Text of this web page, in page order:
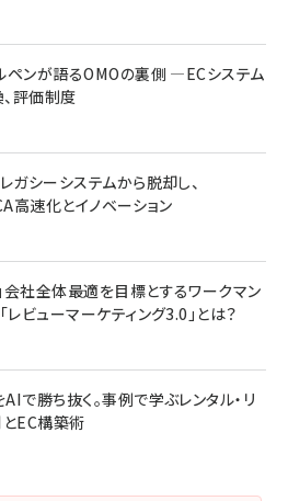
ンが語るOMOの裏側 ―ECシステム
評価制度
ガシーシステムから脱却し、
高速化とイノベーション
会社全体最適を目標とするワークマン
レビューマーケティング3.0」とは？
で勝ち抜く。事例で学ぶレンタル・リ
EC構築術